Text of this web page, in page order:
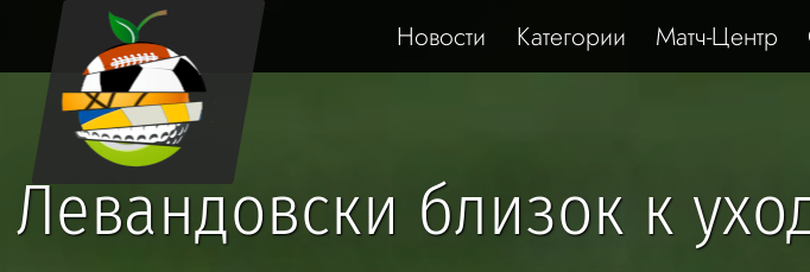
Новости Категории Матч-Центр
Левандовски близок к